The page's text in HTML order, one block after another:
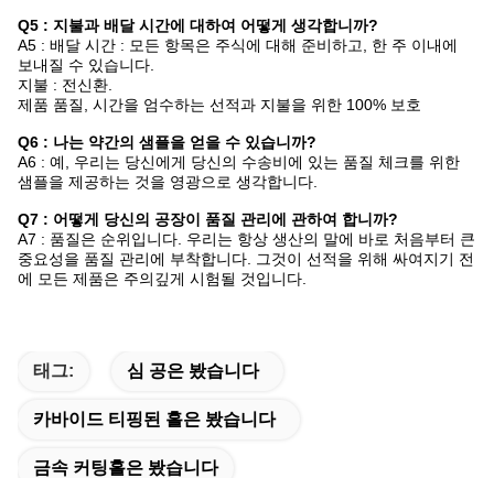
Q5 : 지불과 배달 시간에 대하여 어떻게 생각합니까?
A5 : 배달 시간 : 모든 항목은 주식에 대해 준비하고, 한 주 이내에
보내질 수 있습니다.
지불 : 전신환.
제품 품질, 시간을 엄수하는 선적과 지불을 위한 100% 보호
Q6 : 나는 약간의 샘플을 얻을 수 있습니까?
A6 : 예, 우리는 당신에게 당신의 수송비에 있는 품질 체크를 위한
샘플을 제공하는 것을 영광으로 생각합니다.
Q7 : 어떻게 당신의 공장이 품질 관리에 관하여 합니까?
A7 : 품질은 순위입니다. 우리는 항상 생산의 말에 바로 처음부터 큰
중요성을 품질 관리에 부착합니다. 그것이 선적을 위해 싸여지기 전
에 모든 제품은 주의깊게 시험될 것입니다.
태그: 심 공은 봤습니다
카바이드 티핑된 홀은 봤습니다
금속 커팅홀은 봤습니다